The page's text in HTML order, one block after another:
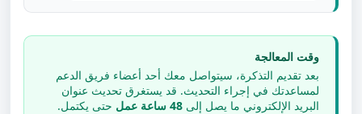
وقت المعالجة
بعد تقديم التذكرة، سيتواصل معك أحد أعضاء فريق الدعم
لمساعدتك في إجراء التحديث. قد يستغرق تحديث عنوان
البريد الإلكتروني ما يصل إلى 48 ساعة عمل حتى يكتمل.